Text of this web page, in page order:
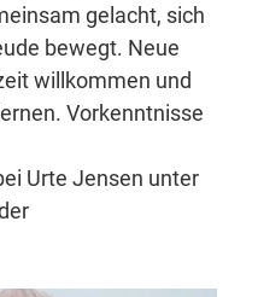
gelacht, sich
bewegt. Neue
willkommen und
Vorkenntnisse
Urte Jensen unter